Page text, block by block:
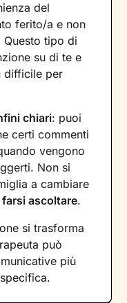
del
ferito/a e non
Questo tipo di
su di te e
difficile per
chiari: puoi
certi commenti
vengono
Non si
a cambiare
farsi ascoltare.
si trasforma
può
più